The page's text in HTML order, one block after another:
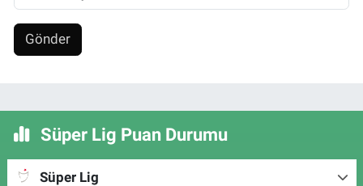
Gönder
Süper Lig Puan Durumu
Süper Lig